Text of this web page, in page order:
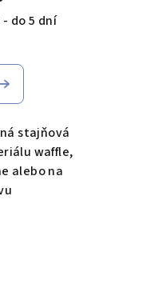
do 5 dní
stajňová
waffle,
alebo na